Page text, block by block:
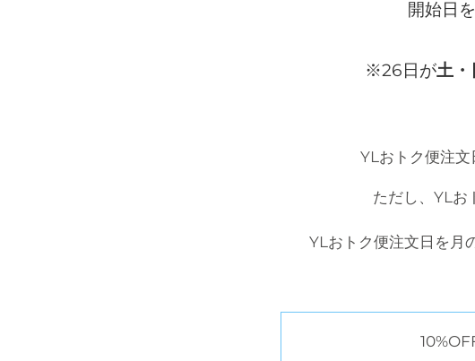
開始日を
※26日が土・
YLおトク便注文
ただし、YLお
YLおトク便注文日を月